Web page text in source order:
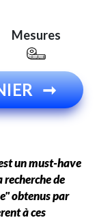
Mesures
➞
un must-have
recherche de
obtenus par
à ces